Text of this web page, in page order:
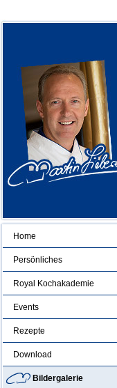
Home
Persönliches
Royal Kochakademie
Events
Rezepte
Download
Bildergalerie